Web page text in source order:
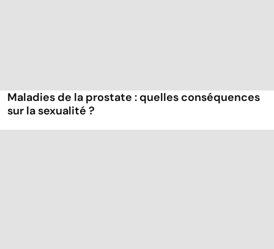
Maladies de la prostate : quelles conséquences
sur la sexualité ?